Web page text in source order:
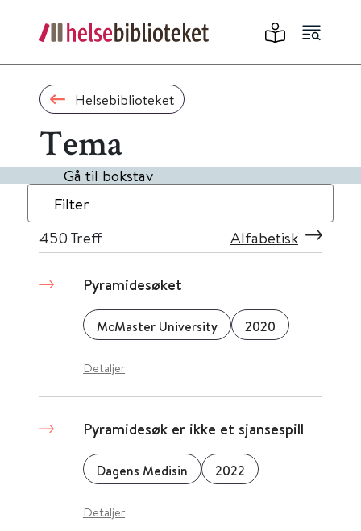
Helsebiblioteket
Tema
Gå til bokstav
Filter
450 Treff Alfabetisk
Pyramidesøket
McMaster University 2020
Detaljer
Pyramidesøk er ikke et sjansespill
Dagens Medisin 2022
Detaljer